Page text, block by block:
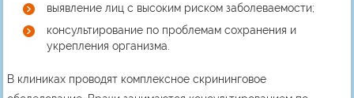
выявление лиц с высоким риском заболеваемости;
консультирование по проблемам сохранения и
укрепления организма.
В клиниках проводят комплексное скрининговое